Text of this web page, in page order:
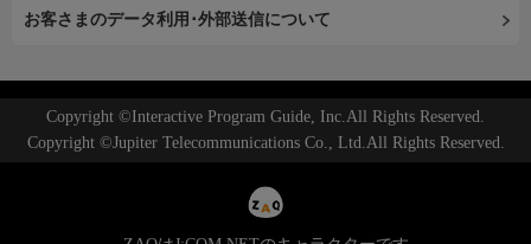
お客さまのデータ利用･外部送信について
Copyright ©Interactive Program Guide, Inc.All Rights Reserved.
Copyright ©Jupiter Telecommunications Co., Ltd.All Rights Reserved.